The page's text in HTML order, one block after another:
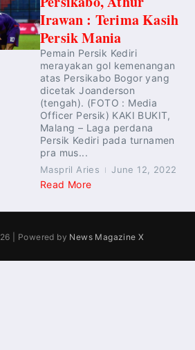
Irawan : Terima Kasih
Persik Mania
Pemain Persik Kediri
merayakan gol kemenangan
atas Persikabo Bogor yang
dicetak Joanderson
(tengah). (FOTO : Media
Officer Persik) KAKI BUKIT,
Malang – Laga perdana
Persik Kediri pada turnamen
pra mus...
Maspril Aries June 12, 2022
Read More
| Powered by News Magazine X